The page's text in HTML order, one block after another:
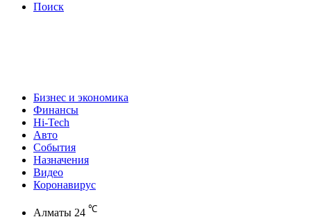
Поиск
Бизнес и экономика
Финансы
Hi-Tech
Авто
События
Назначения
Видео
Коронавирус
Алматы 24 ℃